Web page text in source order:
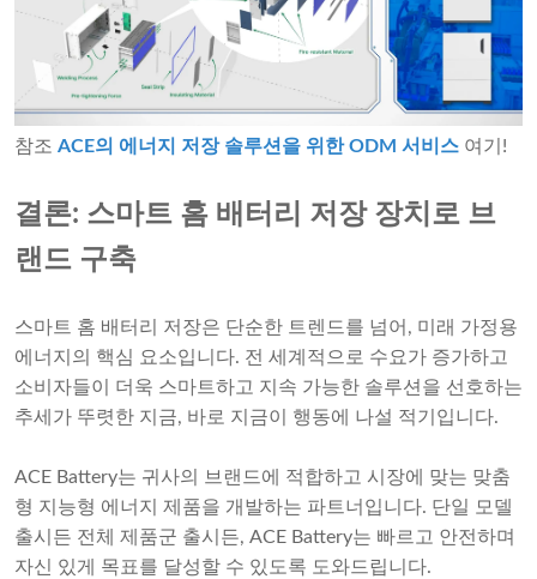
참조 ACE의 에너지 저장 솔루션을 위한 ODM 서비스 여기!
결론: 스마트 홈 배터리 저장 장치로 브
랜드 구축
스마트 홈 배터리 저장은 단순한 트렌드를 넘어, 미래 가정용
에너지의 핵심 요소입니다. 전 세계적으로 수요가 증가하고
소비자들이 더욱 스마트하고 지속 가능한 솔루션을 선호하는
추세가 뚜렷한 지금, 바로 지금이 행동에 나설 적기입니다.
ACE Battery는 귀사의 브랜드에 적합하고 시장에 맞는 맞춤
형 지능형 에너지 제품을 개발하는 파트너입니다. 단일 모델
출시든 전체 제품군 출시든, ACE Battery는 빠르고 안전하며
자신 있게 목표를 달성할 수 있도록 도와드립니다.